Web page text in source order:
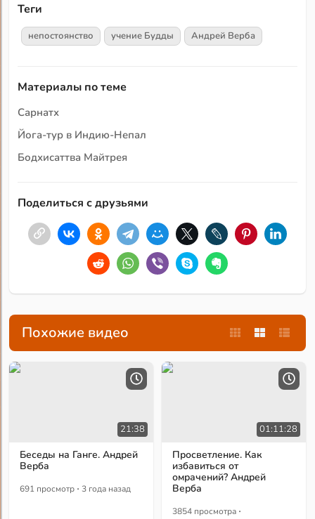
Теги
непостоянство учение Будды Андрей Верба
Материалы по теме
Сарнатх
Йога-тур в Индию-Непал
Бодхисаттва Майтрея
Поделиться с друзьями
Похожие видео
21:38
Беседы на Ганге. Андрей
Верба
691 просмотр · 3 года назад
01:11:28
Просветление. Как
избавиться от
омрачений? Андрей
Верба
3854 просмотра ·